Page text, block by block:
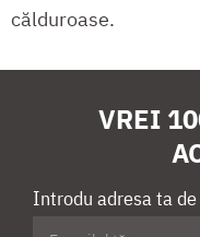
călduroase.
VREI
Introdu adresa ta